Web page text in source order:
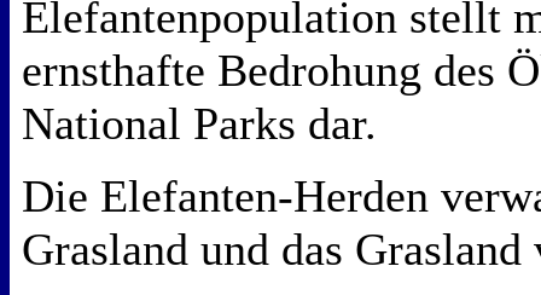
Elefantenpopulation stellt
ernsthafte Bedrohung des
National Parks dar.
Die Elefanten-Herden
Grasland und das Grasland